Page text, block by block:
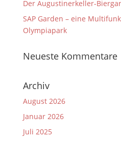
Der Augustinerkeller-
SAP Garden – eine
Olympiapark
Neueste Kommentare
Archiv
August 2026
Januar 2026
Juli 2025